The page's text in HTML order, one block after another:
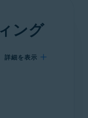
ング
詳細を表示